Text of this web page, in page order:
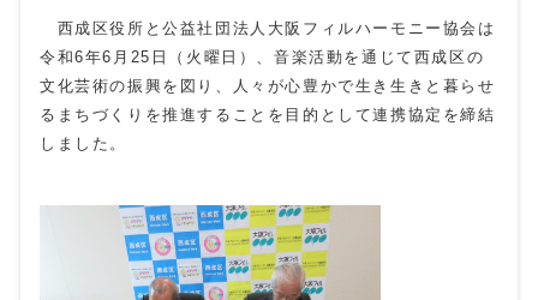
西成区役所と公益社団法人大阪フィルハーモニー協会は
令和6年6月25日（火曜日）、音楽活動を通じて西成区の
文化芸術の振興を図り、人々が心豊かで生き生きと暮らせ
るまちづくりを推進することを目的として連携協定を締結
しました。